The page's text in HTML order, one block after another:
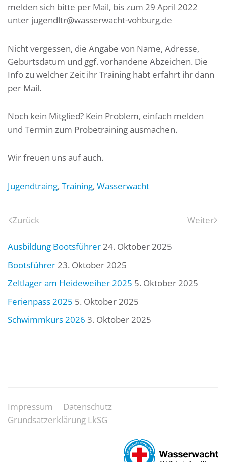
melden sich bitte per Mail, bis zum 29 April 2022
unter jugendltr@wasserwacht-vohburg.de
Nicht vergessen, die Angabe von Name, Adresse,
Geburtsdatum und ggf. vorhandene Abzeichen. Die
Info zu welcher Zeit ihr Training habt erfahrt ihr dann
per Mail.
Noch kein Mitglied? Kein Problem, einfach melden
und Termin zum Probetraining ausmachen.
Wir freuen uns auf auch.
Jugendtraing, Training, Wasserwacht
Zurück Weiter
Ausbildung Bootsführer24. Oktober 2025
Bootsführer23. Oktober 2025
Zeltlager am Heideweiher 2025 5. Oktober 2025
Ferienpass 2025 5. Oktober 2025
Schwimmkurs 2026 3. Oktober 2025
Impressum
Datenschutz
Grundsatzerklärung LkSG